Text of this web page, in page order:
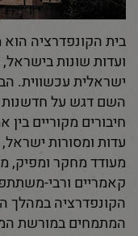
בית הקונפדרציה
ועדות שונות בישראל,
ישראלית עכשווית.
השם דגש על חדשנות
חיבורים מקוריים
עדות ומסורות
מעודד מחקר ומפיק,
קאמריים ורבי-
הקונפדרציה במהלך
המתמחים במורשת